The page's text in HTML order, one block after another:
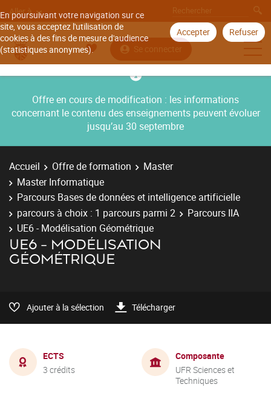
En poursuivant votre navigation sur ce
site, vous acceptez l'utilisation de
cookies à des fins de mesure d'audience
(statistiques anonymes).
Accepter Refuser
Aller à
Se connecter
Offre en cours de modification : les informations
concernant le contenu des enseignements peuvent évoluer
jusqu’au 30 septembre
Accueil Offre de formation
Master
Master Informatique
Parcours Bases de données et intelligence artificielle
parcours à choix : 1 parcours parmi 2
Parcours IIA
UE6 - Modélisation Géométrique
UE6 - MODÉLISATION
GÉOMÉTRIQUE
Ajouter à la sélection Télécharger
ECTS
3 crédits
Composante
UFR Sciences et
Techniques